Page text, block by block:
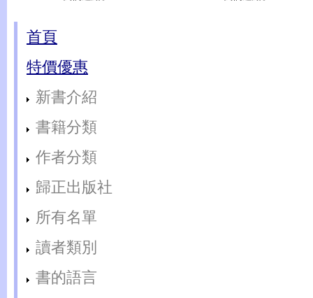
首頁
特價優惠
新書介紹
書籍分類
作者分類
歸正出版社
所有名單
讀者類別
書的語言